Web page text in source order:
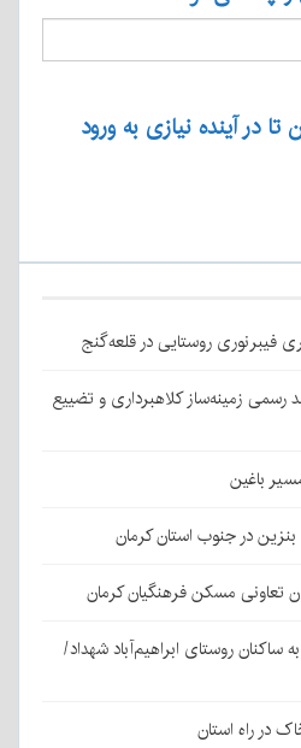
در آینده نیازی به ورود
زمینه‌ساز کلاهبرداری و تضییع
در جنوب استان کرمان
تعاونی مسکن فرهنگیان کرمان
روستای ابراهیم‌آباد شهداد/
در راه استان